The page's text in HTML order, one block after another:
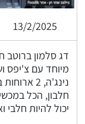
13/2/2025
דג סלמון ברוטב
מיוחד עם צ'יפס
חלבון, הכל
יכול להיות